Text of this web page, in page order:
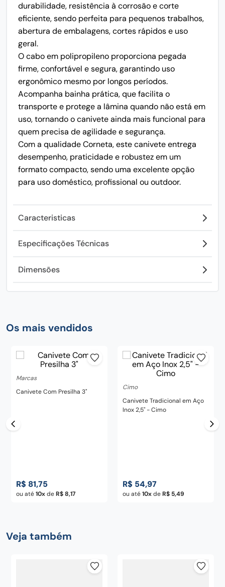
durabilidade, resistência à corrosão e corte
eficiente, sendo perfeita para pequenos trabalhos,
abertura de embalagens, cortes rápidos e uso
geral.
O cabo em polipropileno proporciona pegada
firme, confortável e segura, garantindo uso
ergonômico mesmo por longos períodos.
Acompanha bainha prática, que facilita o
transporte e protege a lâmina quando não está em
uso, tornando o canivete ainda mais funcional para
quem precisa de agilidade e segurança.
Com a qualidade Corneta, este canivete entrega
desempenho, praticidade e robustez em um
formato compacto, sendo uma excelente opção
para uso doméstico, profissional ou outdoor.
Caracteristicas
Especificações Técnicas
Dimensões
Os mais vendidos
Marcas
Canivete Com Presilha 3"
R$ 81,75
ou até10 deR$8,17
Cimo
Canivete Tradicional em Aço
Inox 2,5" - Cimo
R$ 54,97
ou até10 deR$ 5,49
Veja também